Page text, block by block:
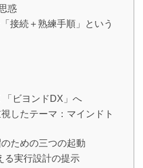
惑
接続＋熟練手順」という
「ビヨンドDX」へ
したテーマ：マインドト
ための三つの起動
る実行設計の提示